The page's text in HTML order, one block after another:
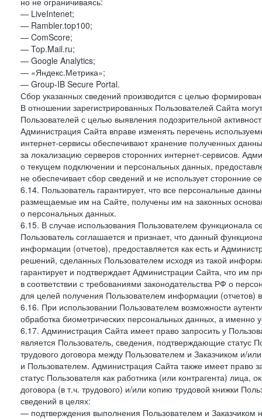
— LiveIntenet;
— Rambler.top100;
— ComScore;
— Top.Mail.ru;
— Google Analytics;
— «Яндекс.Метрика»;
— Group-IB Secure Portal.
Сбор указанных сведений производится с целью
В отношении зарегистрированных Пользователей Сайта
Пользователей с целью выявления подозрительной
Администрация Сайта вправе изменять перечень
интернет-сервисы обеспечивают хранение полученных
за локализацию серверов сторонних интернет-сервисов.
о текущем подключении и персональных данных,
не обеспечивает сбор сведений и не использует
6.14. Пользователь гарантирует, что все персональные
размещаемые им на Сайте, получены им на законных
о персональных данных.
6.15. В случае использования Пользователем функционала
Пользователь соглашается и признает, что данный
информации (отчетов), предоставляется как есть и
решений, сделанных Пользователем исходя из такой
гарантирует и подтверждает Администрации Сайта, что им
в соответствии с требованиями законодательства РФ о
для целей получения Пользователем информации (отчетов)
6.16. При использовании Пользователем возможности
обработка биометрических персональных данных, а именно
6.17. Администрация Сайта имеет право запросить у
является Пользователь, сведения, подтверждающие статус
трудового договора между Пользователем и Заказчиком и/
и Пользователем. Администрация Сайта также имеет право
статус Пользователя как работника (или контрагента)
договора (в т.ч. трудового) и/или копию трудовой книжки
сведений в целях:
— подтверждения выполнения Пользователем и Заказчиком